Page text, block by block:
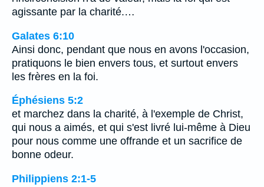
agissante par la charité.…
Galates 6:10
Ainsi donc, pendant que nous en avons l'occasion,
pratiquons le bien envers tous, et surtout envers
les frères en la foi.
Éphésiens 5:2
et marchez dans la charité, à l'exemple de Christ,
qui nous a aimés, et qui s'est livré lui-même à Dieu
pour nous comme une offrande et un sacrifice de
bonne odeur.
Philippiens 2:1-5